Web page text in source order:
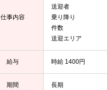
仕事内容
送迎者 ：
乗り降り ：
件数 ：
送迎エリア
給与 時給 1400円
期間 長期